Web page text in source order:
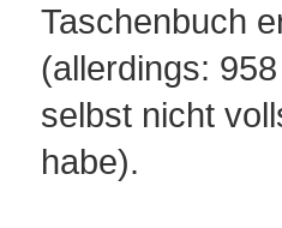
Taschenbuch
(allerdings:
selbst nicht
habe).